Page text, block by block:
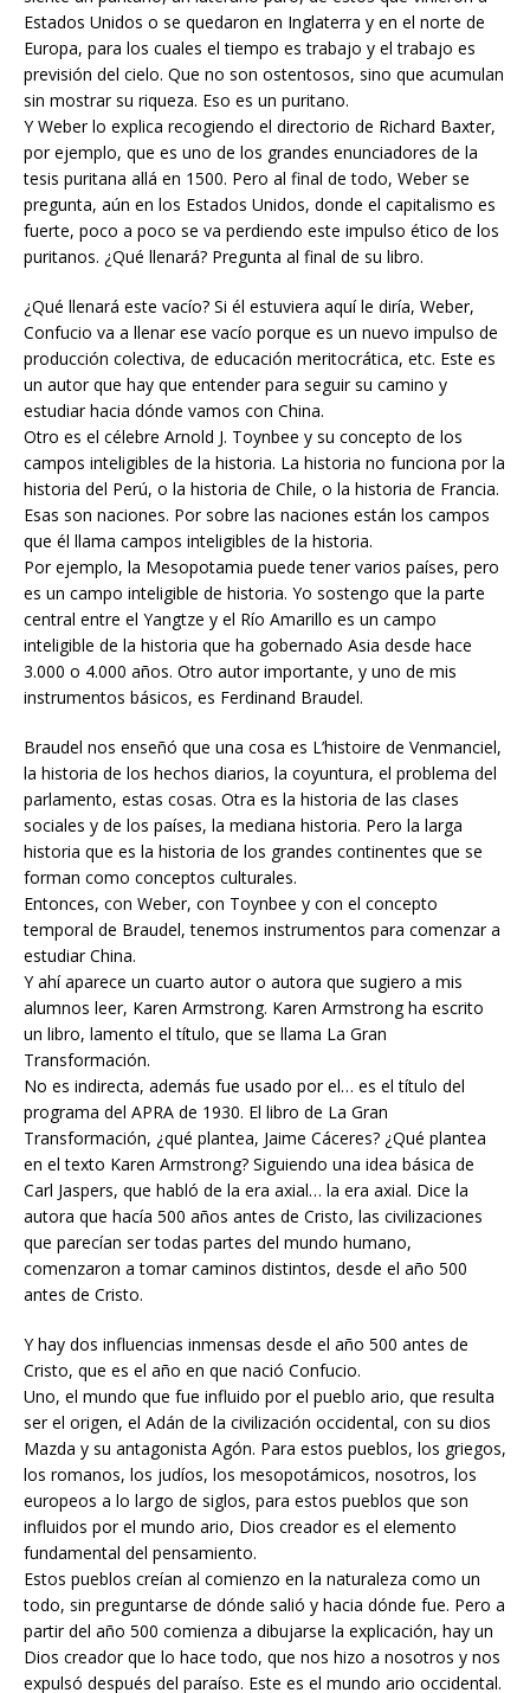
Estados Unidos o se quedaron en Inglaterra y en el norte de
Europa, para los cuales el tiempo es trabajo y el trabajo es
previsión del cielo. Que no son ostentosos, sino que acumulan
sin mostrar su riqueza. Eso es un puritano.
Y Weber lo explica recogiendo el directorio de Richard Baxter,
por ejemplo, que es uno de los grandes enunciadores de la
tesis puritana allá en 1500. Pero al final de todo, Weber se
pregunta, aún en los Estados Unidos, donde el capitalismo es
fuerte, poco a poco se va perdiendo este impulso ético de los
puritanos. ¿Qué llenará? Pregunta al final de su libro.
¿Qué llenará este vacío? Si él estuviera aquí le diría, Weber,
Confucio va a llenar ese vacío porque es un nuevo impulso de
producción colectiva, de educación meritocrática, etc. Este es
un autor que hay que entender para seguir su camino y
estudiar hacia dónde vamos con China.
Otro es el célebre Arnold J. Toynbee y su concepto de los
campos inteligibles de la historia. La historia no funciona por la
historia del Perú, o la historia de Chile, o la historia de Francia.
Esas son naciones. Por sobre las naciones están los campos
que él llama campos inteligibles de la historia.
Por ejemplo, la Mesopotamia puede tener varios países, pero
es un campo inteligible de historia. Yo sostengo que la parte
central entre el Yangtze y el Río Amarillo es un campo
inteligible de la historia que ha gobernado Asia desde hace
3.000 o 4.000 años. Otro autor importante, y uno de mis
instrumentos básicos, es Ferdinand Braudel.
Braudel nos enseñó que una cosa es L’histoire de Venmanciel,
la historia de los hechos diarios, la coyuntura, el problema del
parlamento, estas cosas. Otra es la historia de las clases
sociales y de los países, la mediana historia. Pero la larga
historia que es la historia de los grandes continentes que se
forman como conceptos culturales.
Entonces, con Weber, con Toynbee y con el concepto
temporal de Braudel, tenemos instrumentos para comenzar a
estudiar China.
Y ahí aparece un cuarto autor o autora que sugiero a mis
alumnos leer, Karen Armstrong. Karen Armstrong ha escrito
un libro, lamento el título, que se llama La Gran
Transformación.
No es indirecta, además fue usado por el… es el título del
programa del APRA de 1930. El libro de La Gran
Transformación, ¿qué plantea, Jaime Cáceres? ¿Qué plantea
en el texto Karen Armstrong? Siguiendo una idea básica de
Carl Jaspers, que habló de la era axial… la era axial. Dice la
autora que hacía 500 años antes de Cristo, las civilizaciones
que parecían ser todas partes del mundo humano,
comenzaron a tomar caminos distintos, desde el año 500
antes de Cristo.
Y hay dos influencias inmensas desde el año 500 antes de
Cristo, que es el año en que nació Confucio.
Uno, el mundo que fue influido por el pueblo ario, que resulta
ser el origen, el Adán de la civilización occidental, con su dios
Mazda y su antagonista Agón. Para estos pueblos, los griegos,
los romanos, los judíos, los mesopotámicos, nosotros, los
europeos a lo largo de siglos, para estos pueblos que son
influidos por el mundo ario, Dios creador es el elemento
fundamental del pensamiento.
Estos pueblos creían al comienzo en la naturaleza como un
todo, sin preguntarse de dónde salió y hacia dónde fue. Pero a
partir del año 500 comienza a dibujarse la explicación, hay un
Dios creador que lo hace todo, que nos hizo a nosotros y nos
expulsó después del paraíso. Este es el mundo ario occidental.